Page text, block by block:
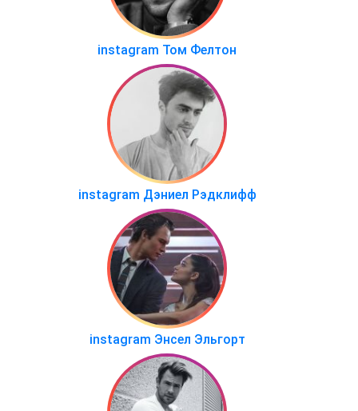
instagram Том Фелтон
instagram Дэниел Рэдклифф
instagram Энсел Эльгорт